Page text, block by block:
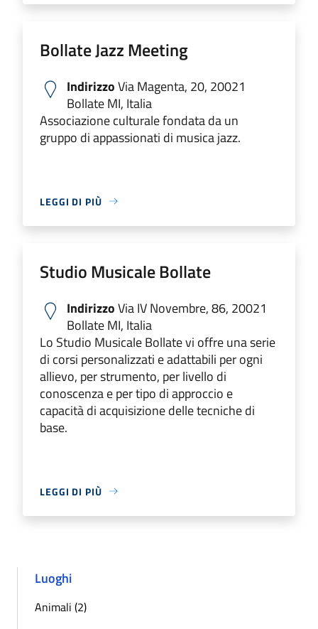
Bollate Jazz Meeting
IndirizzoVia Magenta, 20, 20021
Bollate MI, Italia
Associazione culturale fondata da un
gruppo di appassionati di musica jazz.
LEGGI DI PIÙ
Studio Musicale Bollate
IndirizzoVia IV Novembre, 86, 20021
Bollate MI, Italia
Lo Studio Musicale Bollate vi offre una serie
di corsi personalizzati e adattabili per ogni
allievo, per strumento, per livello di
conoscenza e per tipo di approccio e
capacità di acquisizione delle tecniche di
base.
LEGGI DI PIÙ
Luoghi
Animali (2)